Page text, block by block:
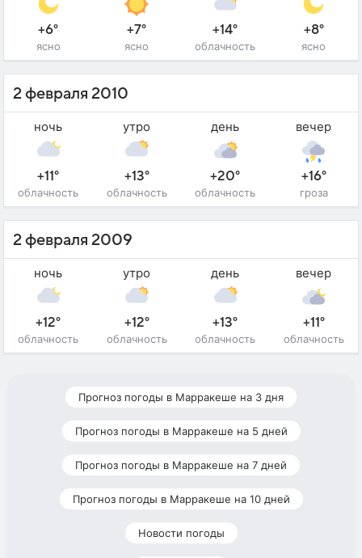
+6°
ясно
+7°
ясно
+14°
облачность
+8°
ясно
2 февраля 2010
ночь
+11°
облачность
утро
+13°
облачность
день
+20°
облачность
вечер
+16°
гроза
2 февраля 2009
ночь
+12°
облачность
утро
+12°
облачность
день
+13°
облачность
вечер
+11°
облачность
Прогноз погоды в Марракеше на 3 дня
Прогноз погоды в Марракеше на 5 дней
Прогноз погоды в Марракеше на 7 дней
Прогноз погоды в Марракеше на 10 дней
Новости погоды